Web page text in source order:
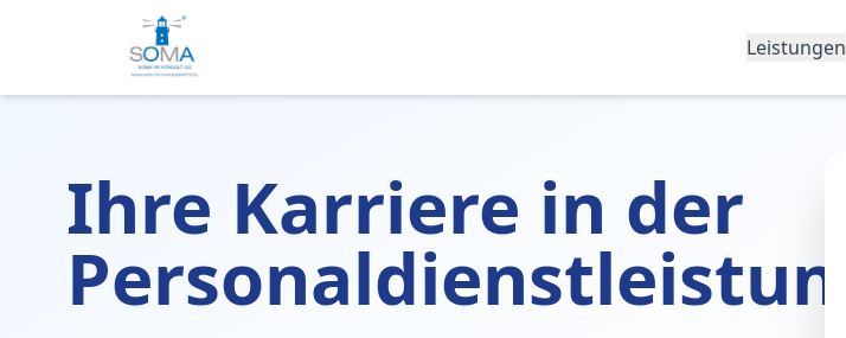
Leistungen
Ihre Karriere in der
Personaldienstleistung